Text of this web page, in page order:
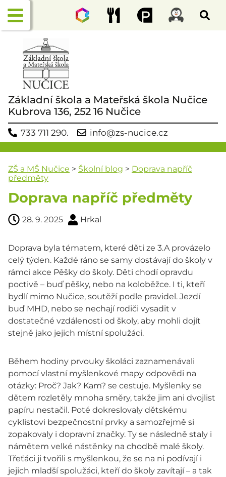
Základní škola a Mateřská škola Nučice
Kubrova 136, 252 16 Nučice
733 711 290. info@zs-nucice.cz
ZŠ a MŠ Nučice > Školní blog > Doprava napříč
předměty
Doprava napříč předměty
28. 9. 2025 Hrkal
Doprava byla tématem, které děti ze 3.A provázelo
celý týden. Každé ráno se samy dostávají do školy v
rámci akce Pěšky do školy. Děti chodí opravdu
poctivě – buď pěšky, nebo na koloběžce. I ti, kteří
bydlí mimo Nučice, soutěží podle pravidel. Jezdí
buď MHD, nebo se nechají rodiči vysadit v
dostatečné vzdálenosti od školy, aby mohli dojít
stejně jako jejich místní spolužáci.
Během hodiny prvouky školáci zaznamenávali
pomocí vlastní myšlenkové mapy odpovědi na
otázky: Proč? Jak? Kam? se cestuje. Myšlenky se
dětem rozletěly mnoha směry, takže jim ani dvojlist
papíru nestačil. Poté dokreslovaly dětskému
cyklistovi bezpečnostní prvky a samozřejmě si
zopakovaly i dopravní značky. Ty se následně staly i
námětem velké nástěnky na chodbě malé školy.
Třeťáci ji tvořili s myšlenkou, že se na ni podívají i
jejich mladší spolužáci, kteří do školy zavítají – a tak